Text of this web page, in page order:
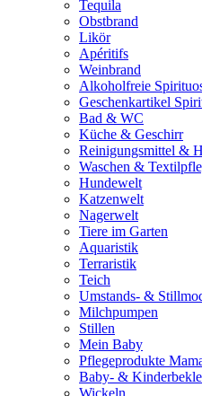
Tequila
Obstbrand
Likör
Apéritifs
Weinbrand
Alkoholfreie
Geschenkartikel
Bad & WC
Küche & Geschirr
Reinigungsmittel &
Waschen &
Hundewelt
Katzenwelt
Nagerwelt
Tiere im Garten
Aquaristik
Terraristik
Teich
Umstands- &
Milchpumpen
Stillen
Mein Baby
Pflegeprodukte
Baby- &
Wickeln